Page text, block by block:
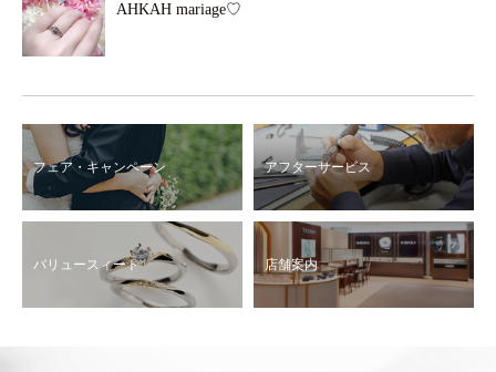
AHKAH mariage♡
フェア・キャンペーン アフターサービス
バリュースィート 店舗案内